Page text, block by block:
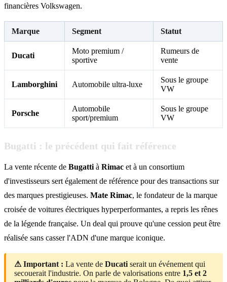
financières Volkswagen.
Marque Segment Statut
Ducati
Moto premium /
sportive
Rumeurs de
vente
Lamborghini Automobile ultra-luxe
Sous le groupe
VW
Porsche
Automobile
sport/premium
Sous le groupe
VW
Bugatti : le précédent qui fait référence
La vente récente de Bugatti à Rimac et à un consortium
d'investisseurs sert également de référence pour des transactions sur
des marques prestigieuses. Mate Rimac, le fondateur de la marque
croisée de voitures électriques hyperperformantes, a repris les rênes
de la légende française. Un deal qui prouve qu'une cession peut être
réalisée sans casser l'ADN d'une marque iconique.
⚠ Important : La vente de Ducati serait un événement qui
secouerait l'industrie. On parle de valorisations entre 1,5 et 2